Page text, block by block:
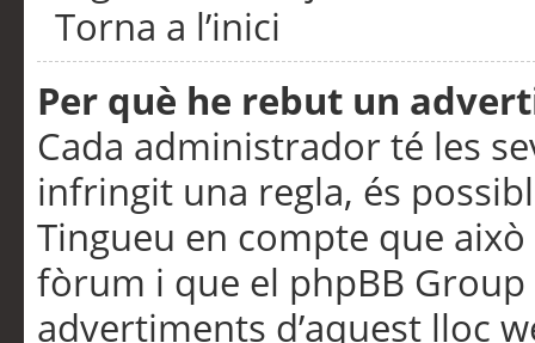
Torna a l’inici
Per què he rebut un
Cada administrador té les
infringit una regla, és
Tingueu en compte que
fòrum i que el phpBB
advertiments d’aquest lloc